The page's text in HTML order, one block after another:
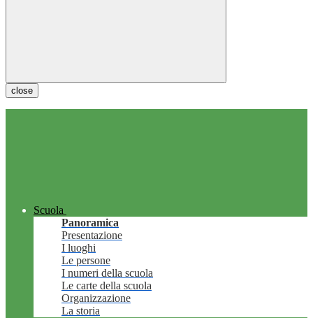
close
Scuola
Panoramica
Presentazione
I luoghi
Le persone
I numeri della scuola
Le carte della scuola
Organizzazione
La storia